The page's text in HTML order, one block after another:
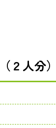
２人分）